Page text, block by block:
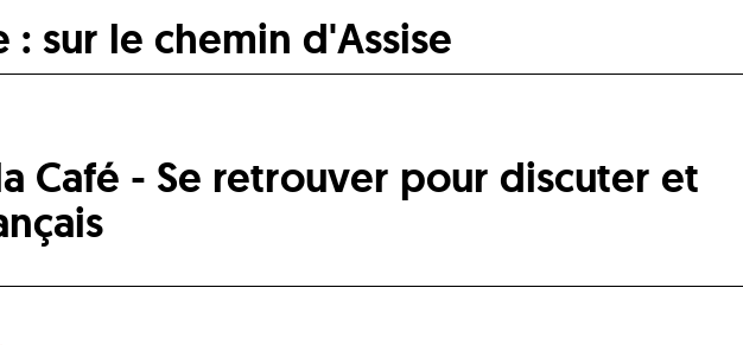
sur le chemin d'Assise
Café - Se retrouver pour discuter et